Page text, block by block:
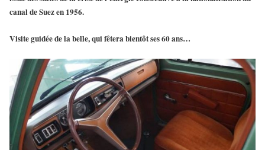
canal de Suez en 1956.
Visite guidée de la belle, qui fêtera bientôt ses 60 ans…